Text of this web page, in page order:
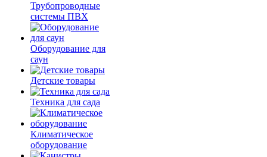
Трубопроводные
системы ПВХ
Оборудование для
саун
Детские товары
Техника для сада
Климатическое
оборудование